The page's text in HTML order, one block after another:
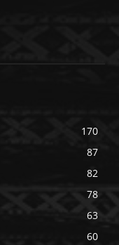
170
87
82
78
63
60